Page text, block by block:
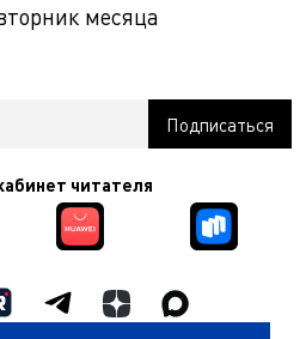
месяца
читателя